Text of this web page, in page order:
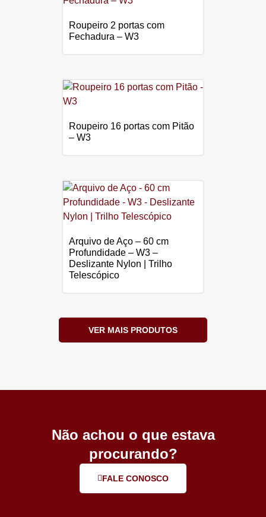
Roupeiro 2 portas com
Fechadura – W3
Roupeiro 16 portas com Pitão
– W3
Arquivo de Aço – 60 cm
Profundidade – W3 –
Deslizante Nylon | Trilho
Telescópico
VER MAIS PRODUTOS
Não achou o que estava
procurando?
FALE CONOSCO